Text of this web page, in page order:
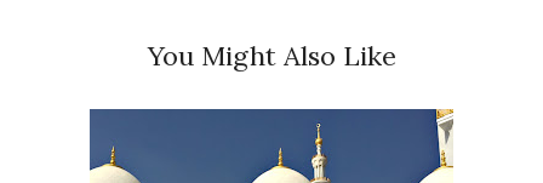
You Might Also Like